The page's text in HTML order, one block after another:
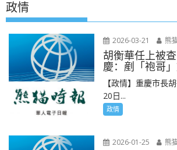
政情
2026-03-21 熊
胡衡華任上被
慶：剷「袍哥
【政情】重慶市長
20日...
政情
2026-01-25 熊